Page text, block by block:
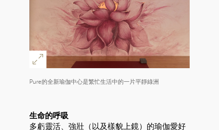
Pure的全新瑜伽中心是繁忙生活中的一片平靜綠洲
生命的呼吸
多虧靈活、強壯（以及樣貌上鏡）的瑜伽愛好